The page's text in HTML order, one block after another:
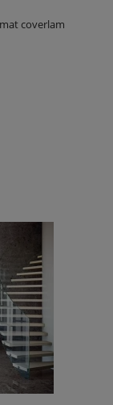
coverlam